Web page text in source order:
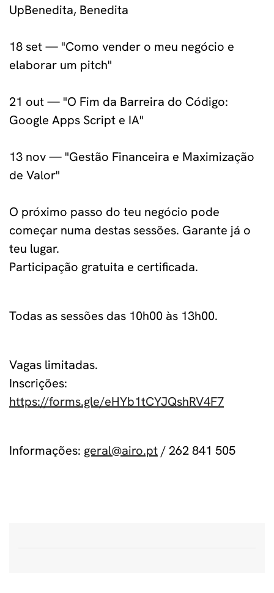
UpBenedita, Benedita
18 set — "Como vender o meu negócio e
elaborar um pitch"
21 out — "O Fim da Barreira do Código:
Google Apps Script e IA"
13 nov — "Gestão Financeira e Maximização
de Valor"
O próximo passo do teu negócio pode
começar numa destas sessões. Garante já o
teu lugar.
Participação gratuita e certificada.
Todas as sessões das 10h00 às 13h00.
Vagas limitadas.
Inscrições:
https://forms.gle/eHYb1tCYJQshRV4F7
Informações: geral@airo.pt / 262 841 505